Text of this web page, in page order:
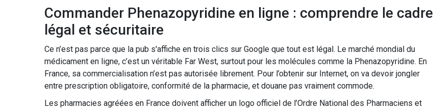
Commander Phenazopyridine en ligne : comprendre le cadre
légal et sécuritaire
Ce n’est pas parce que la pub s'affiche en trois clics sur Google que tout est légal. Le marché mondial du
médicament en ligne, c’est un véritable Far West, surtout pour les molécules comme la Phenazopyridine. En
France, sa commercialisation n’est pas autorisée librement. Pour l’obtenir sur Internet, on va devoir jongler
entre prescription obligatoire, conformité de la pharmacie, et douane pas vraiment commode.
Les pharmacies agréées en France doivent afficher un logo officiel de l’Ordre National des Pharmaciens et